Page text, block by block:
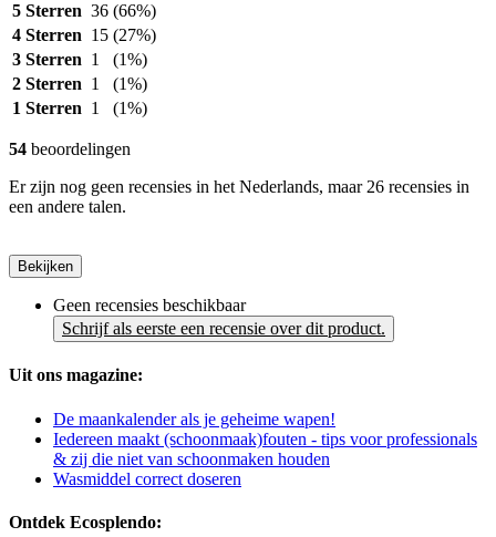
5 Sterren 36 (66%)
4 Sterren 15 (27%)
3 Sterren 1
(1%)
2 Sterren 1
(1%)
1 Sterren 1 (1%)
54 beoordelingen
Er zijn nog geen recensies in het Nederlands, maar 26 recensies in
een andere talen.
Bekijken
Geen recensies beschikbaar
Schrijf als eerste een recensie over dit product.
Uit ons magazine:
De maankalender als je geheime wapen!
Iedereen maakt (schoonmaak)fouten - tips voor professionals
& zij die niet van schoonmaken houden
Wasmiddel correct doseren
Ontdek Ecosplendo: